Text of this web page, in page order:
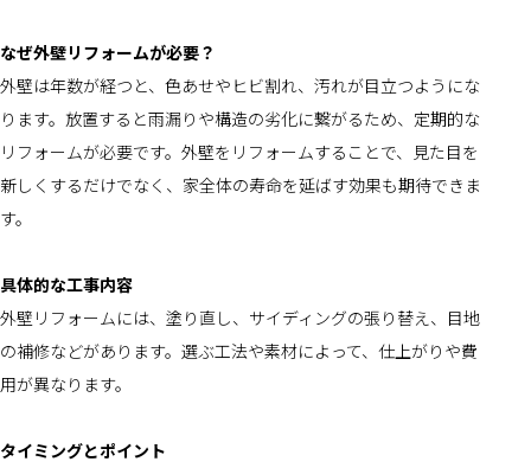
なぜ外壁リフォームが必要？
外壁は年数が経つと、色あせやヒビ割れ、汚れが目立つようにな
ります。放置すると雨漏りや構造の劣化に繋がるため、定期的な
リフォームが必要です。外壁をリフォームすることで、見た目を
新しくするだけでなく、家全体の寿命を延ばす効果も期待できま
す。
具体的な工事内容
外壁リフォームには、塗り直し、サイディングの張り替え、目地
の補修などがあります。選ぶ工法や素材によって、仕上がりや費
用が異なります。
タイミングとポイント